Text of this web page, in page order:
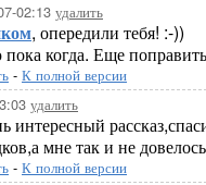
02:13 удалить
, опередили тебя! :-))
когда. Еще
- К полной версии
удалить
интересный
мне так и не
- К полной версии